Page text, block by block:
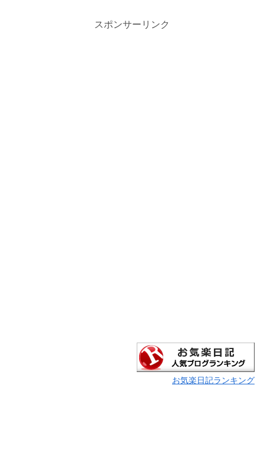
スポンサーリンク
お気楽日記ランキング